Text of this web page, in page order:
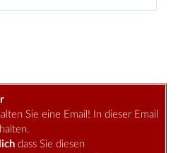
Sie eine Email! In dieser Email
dass Sie diesen